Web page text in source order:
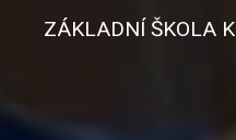
ZÁKLADNÍ ŠKOLA